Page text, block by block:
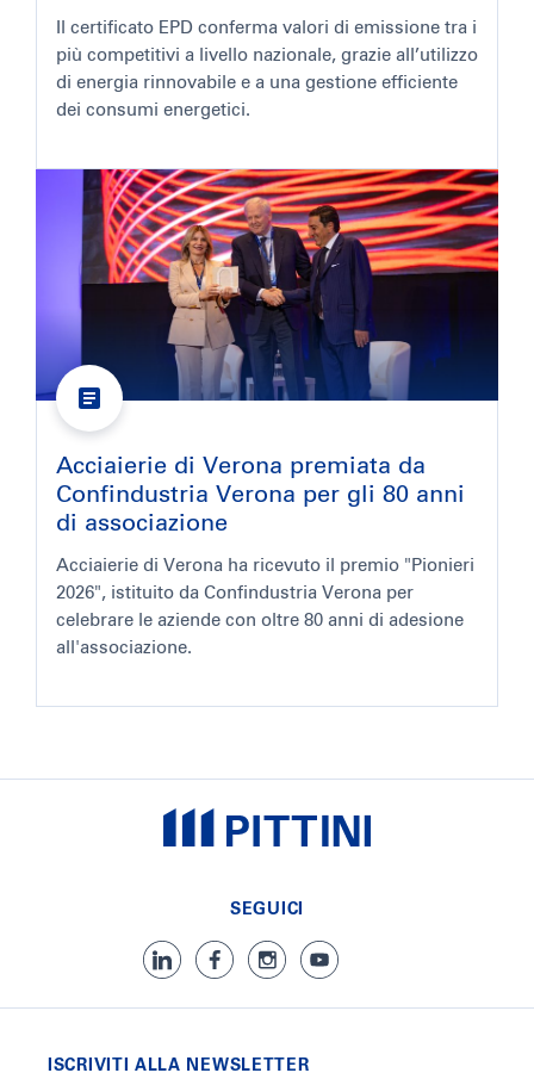
Il certificato EPD conferma valori di emissione tra i
più competitivi a livello nazionale, grazie all’utilizzo
di energia rinnovabile e a una gestione efficiente
dei consumi energetici.
Acciaierie di Verona premiata da
Confindustria Verona per gli 80 anni
di associazione
Acciaierie di Verona ha ricevuto il premio "Pionieri
2026", istituito da Confindustria Verona per
celebrare le aziende con oltre 80 anni di adesione
all'associazione.
SEGUICI
ISCRIVITI ALLA NEWSLETTER